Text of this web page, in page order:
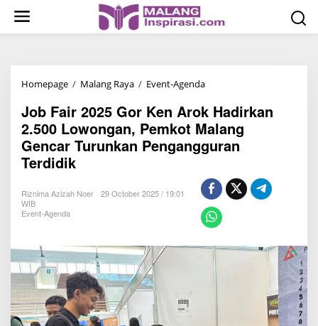
Homepage / Malang Raya / Event-Agenda
b
F
a
r
2
0
2
5
Job Fair 2025 Gor Ken Arok Hadirkan
2.500 Lowongan, Pemkot Malang
Gencar Turunkan Pengangguran
Terdidik
Riznima Azizah Noer
29 October 2025 / 19:01
WIB
Event-Agenda